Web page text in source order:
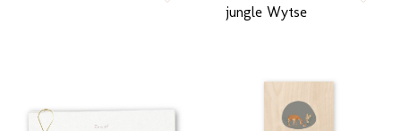
zet op verlanglijstjejungle Wytse